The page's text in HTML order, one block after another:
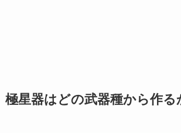
極星器はどの武器種から作る